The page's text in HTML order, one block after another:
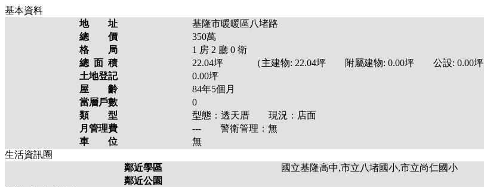
基本資料
地 址
基隆市暖暖區八堵路
總 價
350萬
格 局
1 房 2 廳 0 衛
總 面 積
22.04坪 （主建物: 22.04坪 附屬建物: 0.00坪 公設: 0.00坪
土地登記
0.00坪
屋 齡
84年5個月
當層戶數
0
類 型
型態： 透天厝 現況： 店面
月管理費
--- 警衛管理： 無
車 位
無
生活資訊圈
鄰近學區
國立基隆高中,市立八堵國小,市立尚仁國小
鄰近公園